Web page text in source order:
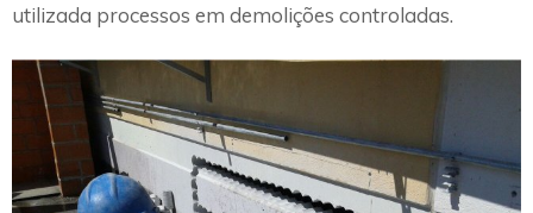
utilizada processos em demolições controladas.